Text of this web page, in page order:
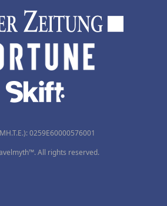
0259Ε60000576001
All rights reserved.